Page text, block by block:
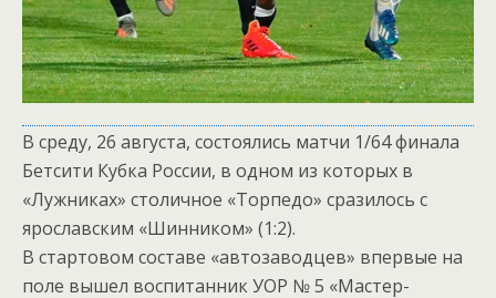
В среду, 26 августа, состоялись матчи 1/64 финала
Бетсити Кубка России, в одном из которых в
«Лужниках» столичное «Торпедо» сразилось с
ярославским «Шинником» (1:2).
В стартовом составе «автозаводцев» впервые на
поле вышел воспитанник УОР № 5 «Мастер-